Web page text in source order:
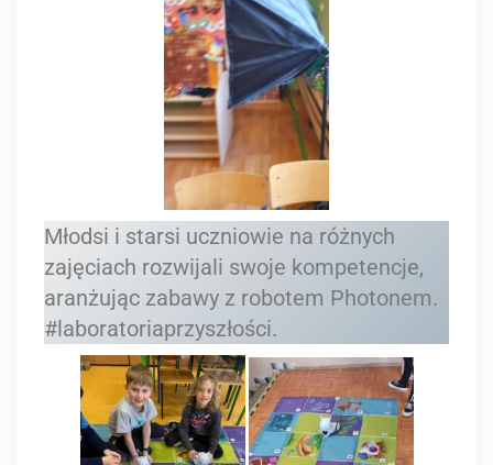
Młodsi i starsi uczniowie na różnych
zajęciach rozwijali swoje kompetencje,
aranżując zabawy z robotem Photonem.
#laboratoriaprzyszłości.